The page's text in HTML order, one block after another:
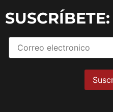
SUSCRÍBETE: